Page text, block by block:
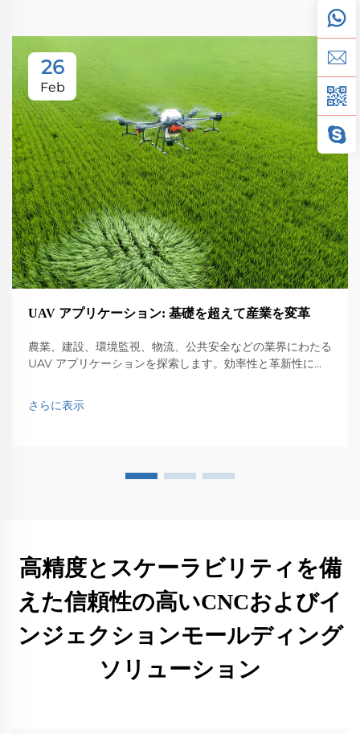
26
Feb
UAV アプリケーション: 基礎を超えて産業を変革
農業、建設、環境監視、物流、公共安全などの業界にわたる
UAV アプリケーションを探索します。効率性と革新性に与
さらに表示
高精度とスケーラビリティを備
えた信頼性の高いCNCおよびイ
ンジェクションモールディング
ソリューション